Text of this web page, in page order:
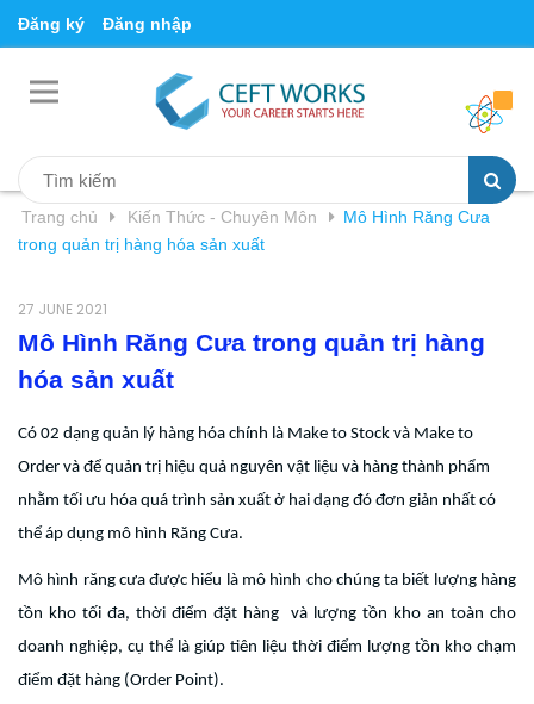
Đăng ký Đăng nhập
Trang chủ Kiến Thức - Chuyên Môn
Mô Hình Răng Cưa
trong quản trị hàng hóa sản xuất
27 JUNE 2021
Mô Hình Răng Cưa trong quản trị hàng
hóa sản xuất
Có 02 dạng quản lý hàng hóa chính là Make to Stock và Make to
Order và để quản trị hiệu quả nguyên vật liệu và hàng thành phẩm
nhằm tối ưu hóa quá trình sản xuất ở hai dạng đó đơn giản nhất có
thể áp dụng mô hình Răng Cưa.
Mô hình răng cưa được hiểu là mô hình cho chúng ta biết lượng hàng
tồn kho tối đa, thời điểm đặt hàng và lượng tồn kho an toàn cho
doanh nghiệp, cụ thể là giúp tiên liệu thời điểm lượng tồn kho chạm
điểm đặt hàng (Order Point).